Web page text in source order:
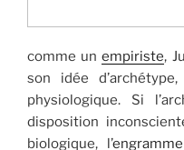
comme unempiriste,
son idée
physiologique. Si
disposition
biologique, l’engramme